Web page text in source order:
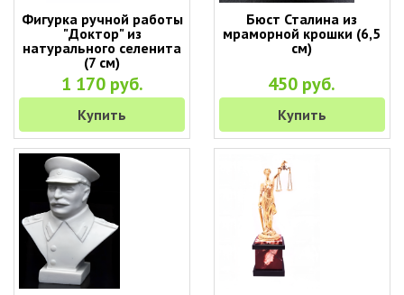
Фигурка ручной работы
"Доктор" из
натурального селенита
(7 см)
1 170 руб.
Купить
Бюст Сталина из
мраморной крошки (6,5
см)
450 руб.
Купить